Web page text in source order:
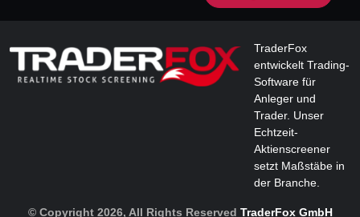
TraderFox
entwickelt Trading-
Software für
Anleger und
Trader. Unser
Echtzeit-
Aktienscreener
setzt Maßstäbe in
der Branche.
© Copyright 2026, All Rights Reserved TraderFox GmbH